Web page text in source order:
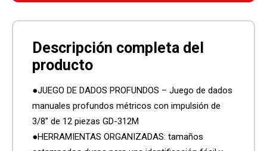
●JUEGO DE DADOS PROFUNDOS – Juego de dados
manuales profundos métricos con impulsión de
3/8″ de 12 piezas GD-312M
●HERRAMIENTAS ORGANIZADAS: tamaños